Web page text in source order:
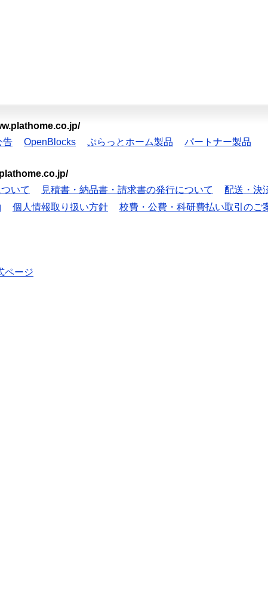
告 OpenBlocks ぷらっとホーム製品 パートナー製品
いて 見積書・納品書・請求書の発行について 配送・決
個人情報取り扱い方針 校費・公費・科研費払い取引のご
ページ